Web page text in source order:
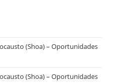
(Shoa) – Oportunidades
(Shoa) – Oportunidades